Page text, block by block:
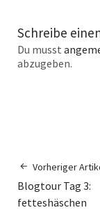
Schreibe
Du musst
abzugeben.
Vorheriger
Blogtour Tag 3:
fetteshäschen